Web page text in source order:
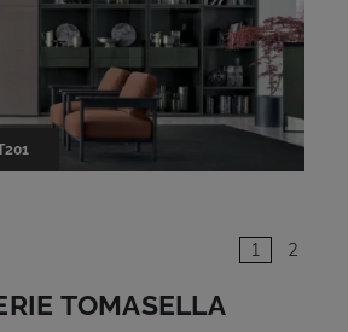
1 2
TOMASELLA